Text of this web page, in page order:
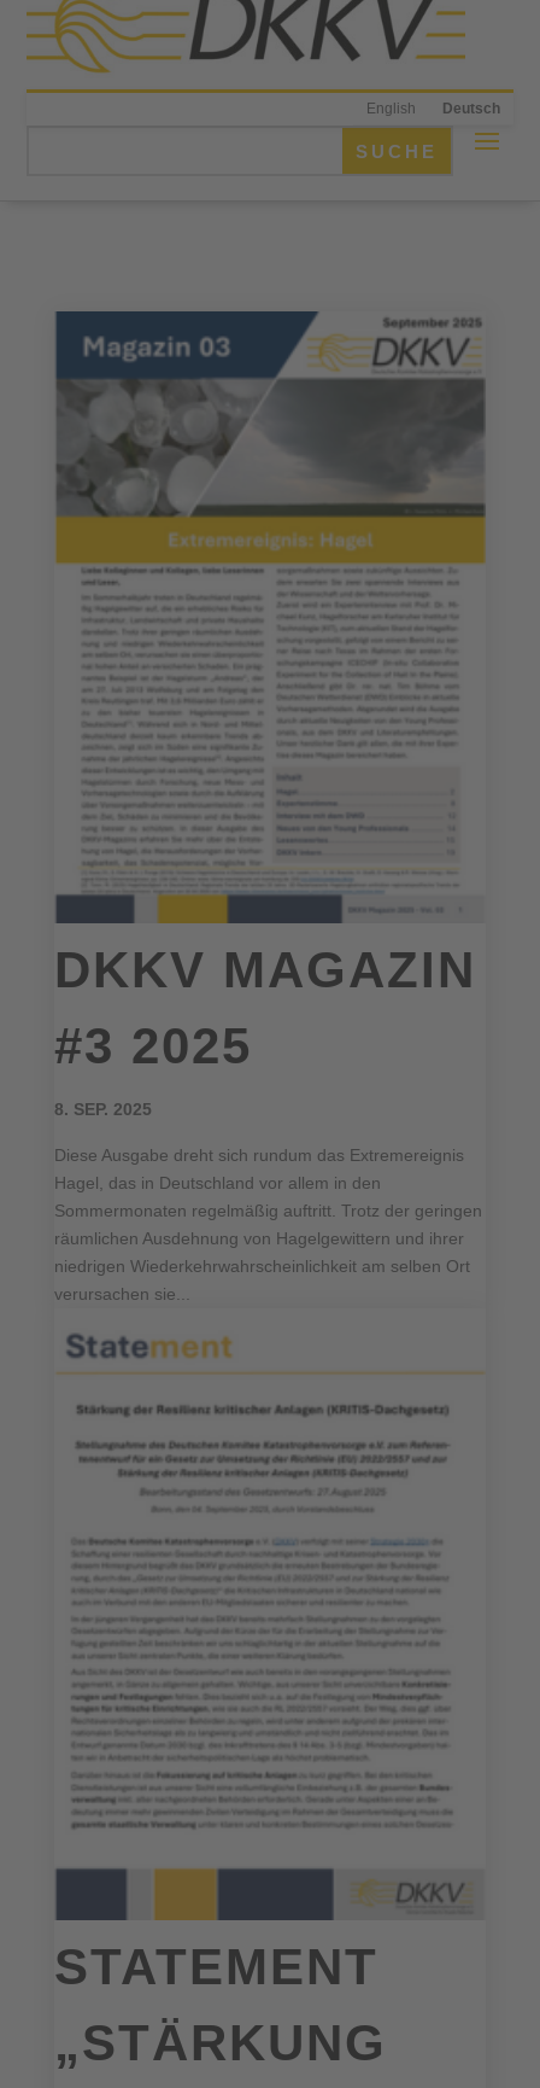
English Deutsch
DKKV MAGAZIN
#3 2025
8. SEP. 2025
Diese Ausgabe dreht sich rundum das Extremereignis
Hagel, das in Deutschland vor allem in den
Sommermonaten regelmäßig auftritt. Trotz der geringen
räumlichen Ausdehnung von Hagelgewittern und ihrer
niedrigen Wiederkehrwahrscheinlichkeit am selben Ort
verursachen sie...
STATEMENT
„STÄRKUNG